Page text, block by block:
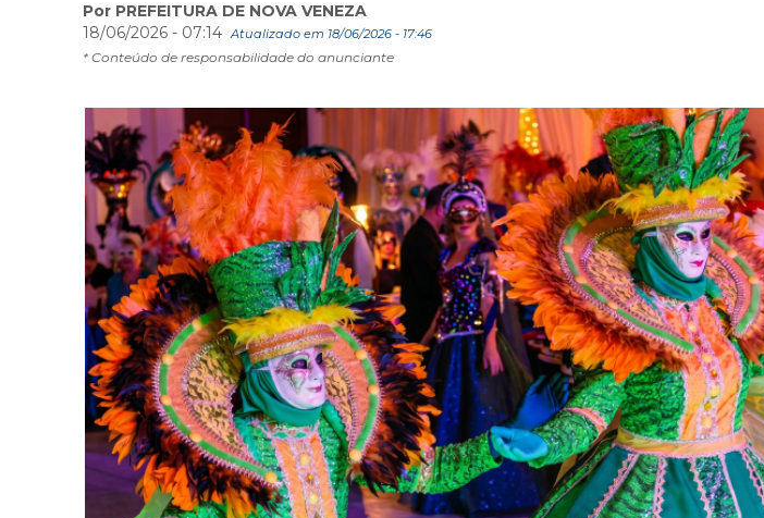
Por PREFEITURA DE NOVA VENEZA
18/06/2026 - 07:14 Atualizado em 18/06/2026 - 17:46
* Conteúdo de responsabilidade do anunciante